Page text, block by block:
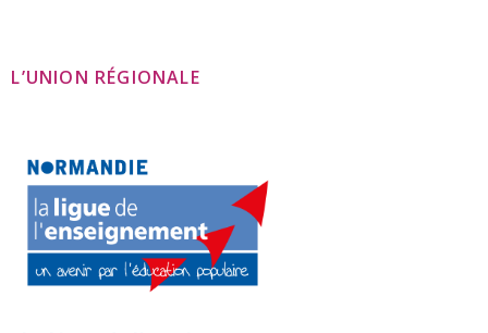
L’UNION RÉGIONALE